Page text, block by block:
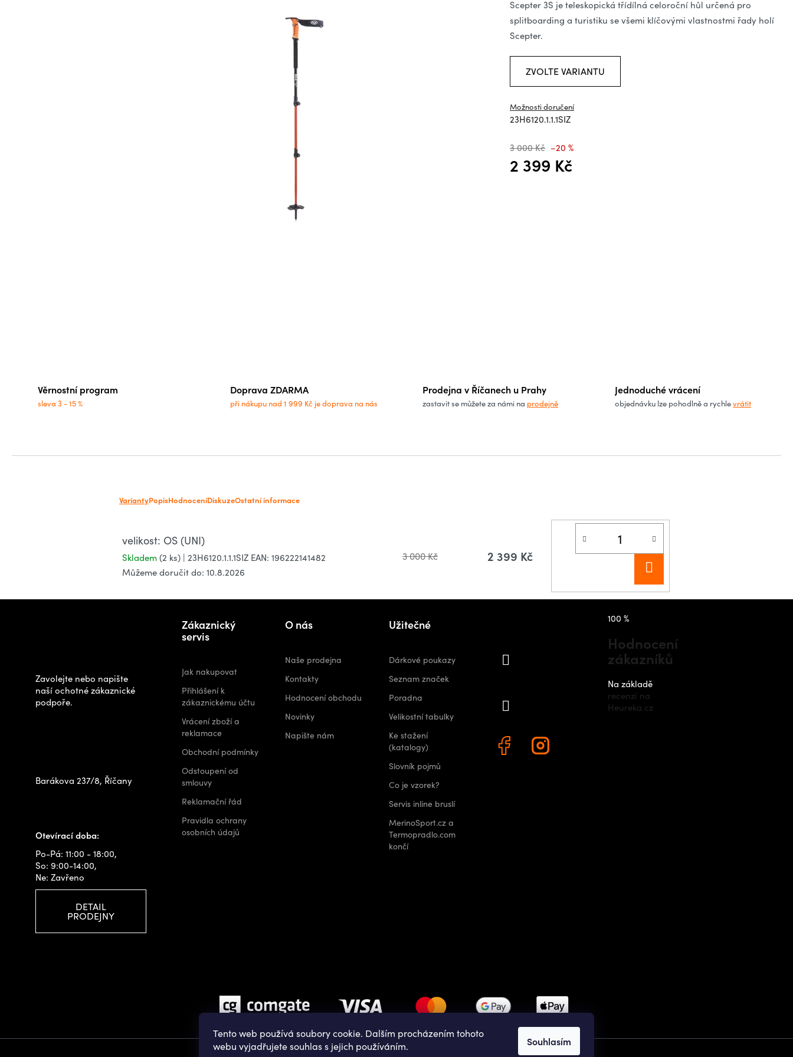
Tento web používá soubory cookie. Dalším procházením tohoto
webu vyjadřujete souhlas s jejich používáním.
Souhlasím
Scepter 3S je teleskopická třídílná celoroční hůl určená pro
splitboarding a turistiku se všemi klíčovými vlastnostmi řady holí
Scepter.
ZVOLTE VARIANTU
Možnosti doručení
23H6120.1.1.1SIZ
3 000 Kč –20 %
2 399 Kč
Věrnostní program
sleva 3 - 15 %
Doprava ZDARMA
při nákupu nad 1 999 Kč je doprava na nás
Prodejna v Říčanech u Prahy
zastavit se můžete za námi na prodejně
Jednoduché vrácení
objednávku lze pohodlně a rychlevrátit
VariantyPopisHodnoceníDiskuzeOstatní informace
velikost: OS (UNI)
Skladem (2 ks) | 23H6120.1.1.1SIZ EAN: 196222141482
Můžeme doručit do: 10.8.2026
3 000 Kč 2 399 Kč
DO
KOŠÍKU
Z
Zavolejte nebo napište
naší ochotné zákaznické
podpoře.
Barákova 237/8, Říčany
Otevírací doba:
Po-Pá: 11:00 - 18:00,
So: 9:00-14:00,
Ne: Zavřeno
DETAIL
PRODEJNY
Zákaznický
servis
Jak nakupovat
Přihlášení k
zákaznickému účtu
Vrácení zboží a
reklamace
Obchodní podmínky
Odstoupení od
smlouvy
Reklamační řád
Pravidla ochrany
osobních údajů
O nás
Naše prodejna
Kontakty
Hodnocení obchodu
Novinky
Napište nám
Užitečné
Dárkové poukazy
Seznam značek
Poradna
Velikostní tabulky
Ke stažení
(katalogy)
Slovník pojmů
Co je vzorek?
Servis inline bruslí
MerinoSport.cz a
Termopradlo.com
končí
100 %
Hodnocení
zákazníků
Na základě
recenzí na
Heureka.cz